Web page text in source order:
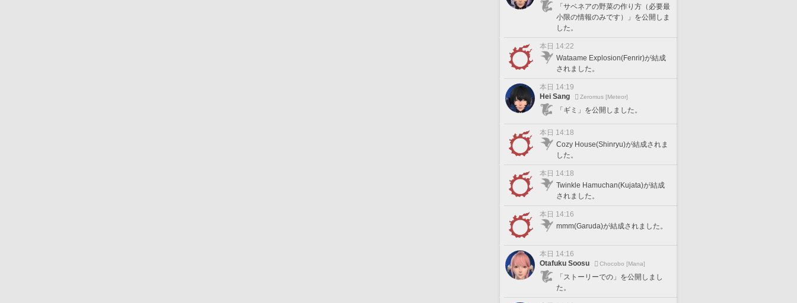
「サベネアの野菜の作り方（必要最
小限の情報のみです）」を公開しま
した。
本日 14:22
Wataame Explosion(Fenrir)が結成
されました。
本日 14:19
Hei Sang
Zeromus [Meteor]
「ギミ」を公開しました。
本日 14:18
Cozy House(Shinryu)が結成されま
した。
本日 14:18
Twinkle Hamuchan(Kujata)が結成
されました。
本日 14:16
mmm(Garuda)が結成されました。
本日 14:16
Otafuku Soosu
Chocobo [Mana]
「ストーリーでの」を公開しまし
た。